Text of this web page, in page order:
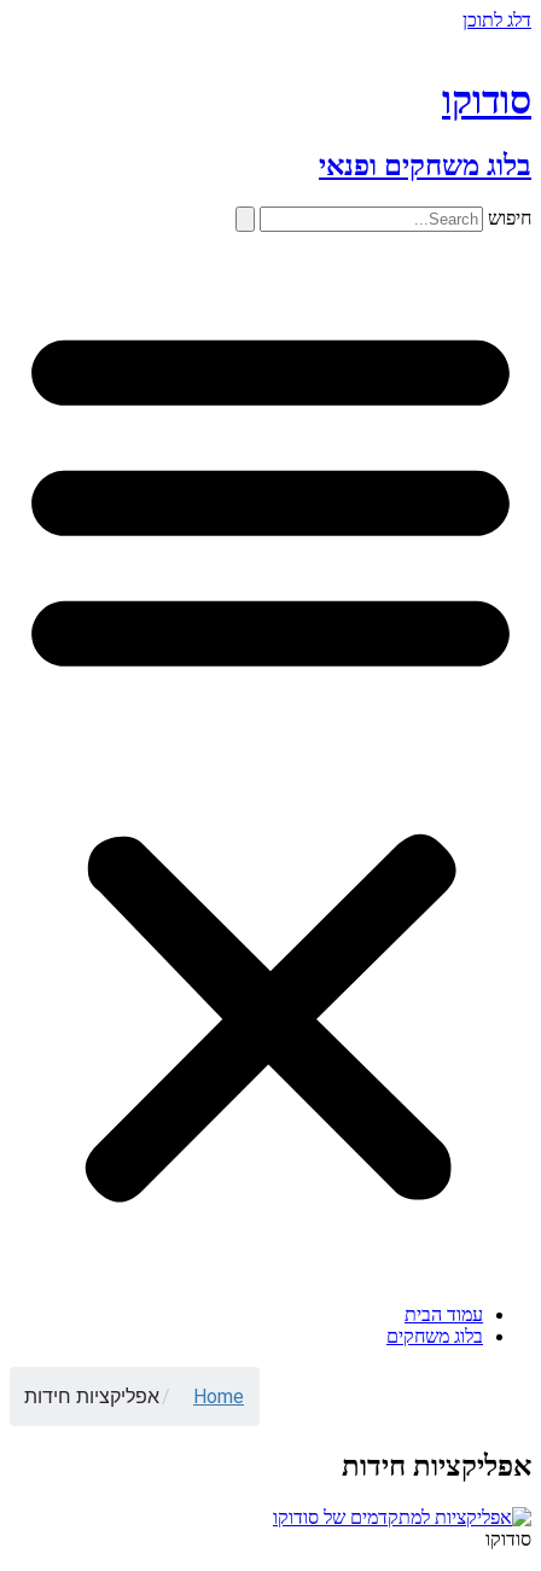
דלג לתוכן
סודוקו
בלוג משחקים ופנאי
חיפוש
עמוד הבית
בלוג משחקים
Home
/אפליקציות חידות
אפליקציות חידות
סודוקו